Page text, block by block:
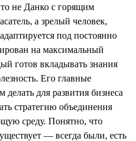
не Данко с горящим
а зрелый человек,
под постоянно
на максимальный
готов вкладывать знания
Его главные
делать для развития бизнеса
стратегию объединения
среду. Понятно, что
— всегда были, есть